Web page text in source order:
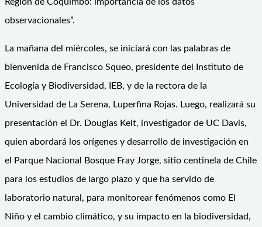
observacionales”.
La mañana del miércoles, se iniciará con las palabras de
bienvenida de Francisco Squeo, presidente del Instituto de
Ecología y Biodiversidad, IEB, y de la rectora de la
Universidad de La Serena, Luperfina Rojas. Luego, realizará su
presentación el Dr. Douglas Kelt, investigador de UC Davis,
quien abordará los orígenes y desarrollo de investigación en
el Parque Nacional Bosque Fray Jorge, sitio centinela de Chile
para los estudios de largo plazo y que ha servido de
laboratorio natural, para monitorear fenómenos como El
Niño y el cambio climático, y su impacto en la biodiversidad,